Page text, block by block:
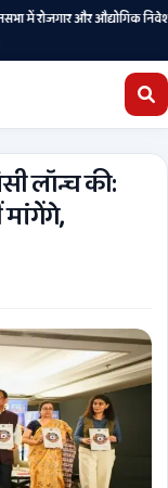
रोजगार और औद्योगिक निवेश पर
लॉन्च की: